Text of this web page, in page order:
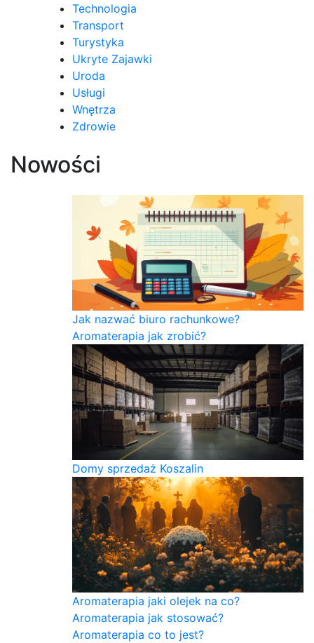
Technologia
Transport
Turystyka
Ukryte Zajawki
Uroda
Usługi
Wnętrza
Zdrowie
Nowości
Jak nazwać biuro rachunkowe?
Aromaterapia jak zrobić?
Domy sprzedaż Koszalin
Aromaterapia jaki olejek na co?
Aromaterapia jak stosować?
Aromaterapia co to jest?